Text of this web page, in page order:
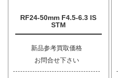
RF24-50mm F4.5-6.3 IS
STM
新品参考買取価格
お問合せ下さい